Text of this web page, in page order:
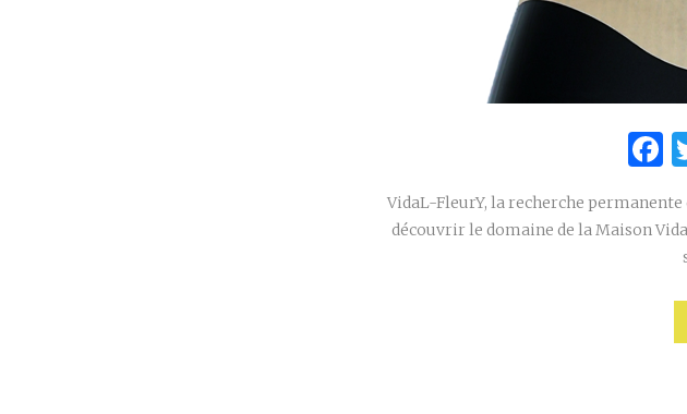
VidaL-FleurY, la recherche
découvrir le domaine de la Maison